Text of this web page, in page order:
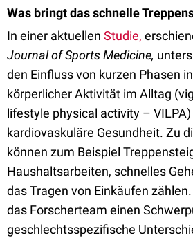
Was bringt das schnelle
In einer aktuellen Studie,
Journal of Sports Medicine,
den Einfluss von kurzen Phasen
körperlicher Aktivität im Alltag
lifestyle physical activity –
kardiovaskuläre Gesundheit. Zu
können zum Beispiel
Haushaltsarbeiten, schnelles
das Tragen von Einkäufen
das Forscherteam einen
geschlechtsspezifische